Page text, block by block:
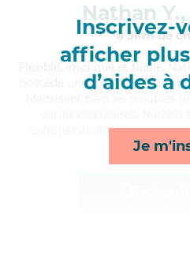
Inscrivez-
afficher
d’aides à
Je
Nathan Y.,
à 5km de
, impliqué et fiable,
possède un diplôme d'Aide
toilette/habillage, repas,